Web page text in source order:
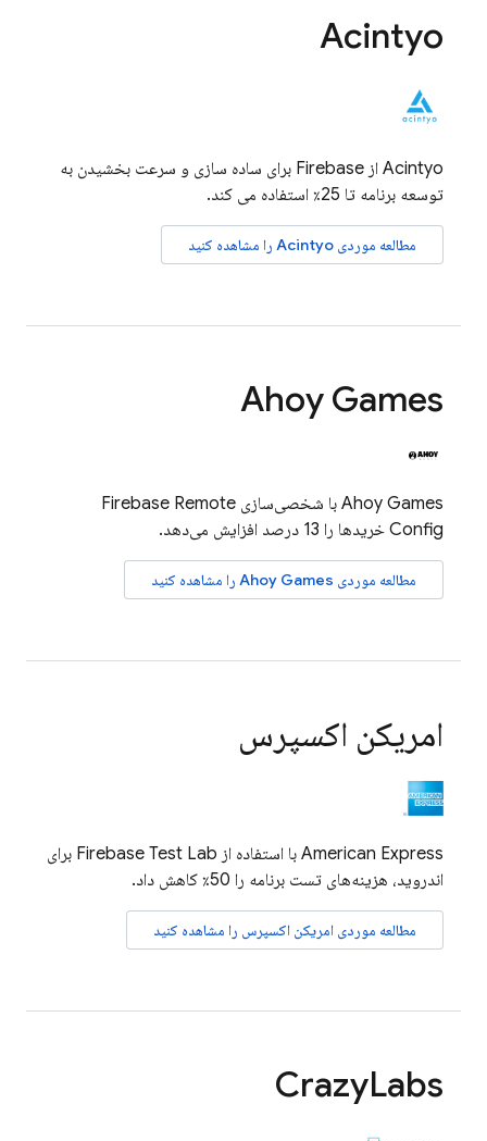
Acintyo
Acintyo از Firebase برای ساده سازی و سرعت بخشیدن به
توسعه برنامه تا 25٪ استفاده می کند.
مطالعه موردی Acintyo را مشاهده کنید
Ahoy Games
Ahoy Games با شخصی‌سازی
Firebase Remote
Config خریدها را 13 درصد افزایش می‌دهد.
مطالعه موردی Ahoy Games را مشاهده کنید
امریکن اکسپرس
American Express با استفاده از Firebase Test Lab برای
اندروید، هزینه‌های تست برنامه را 50٪ کاهش داد.
مطالعه موردی امریکن اکسپرس را مشاهده کنید
CrazyLabs